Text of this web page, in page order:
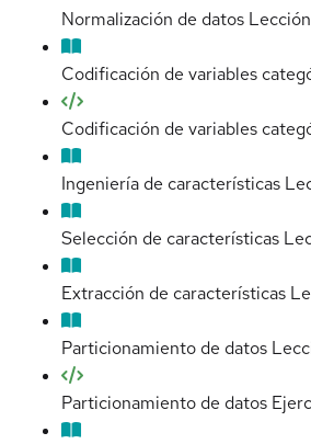
Normalización de datos Lección
Codificación de variables
Codificación de variables
Ingeniería de características
Selección de características
Extracción de características
Particionamiento de datos
Particionamiento de datos